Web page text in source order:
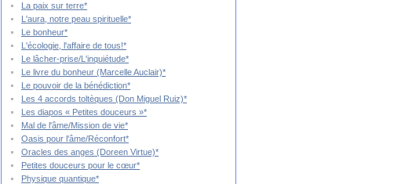
La paix sur terre*
L'aura, notre peau spirituelle*
Le bonheur*
L'écologie, l'affaire de tous!*
Le lâcher-prise/L'inquiétude*
Le livre du bonheur (Marcelle Auclair)*
Le pouvoir de la bénédiction*
Les 4 accords toltèques (Don Miguel Ruiz)*
Les diapos « Petites douceurs »*
Mal de l'âme/Mission de vie*
Oasis pour l'âme/Réconfort*
Oracles des anges (Doreen Virtue)*
Petites douceurs pour le cœur*
Physique quantique*